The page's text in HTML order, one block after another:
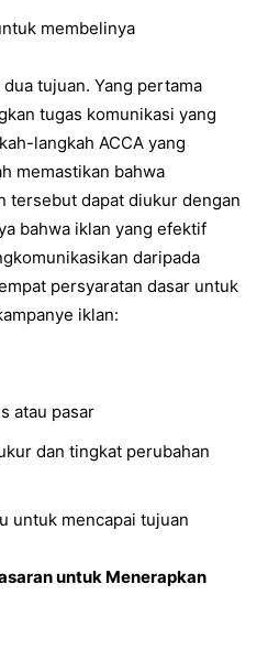
membelinya
tujuan. Yang pertama
tugas komunikasi yang
langkah ACCA yang
memastikan bahwa
tersebut dapat diukur dengan
bahwa iklan yang efektif
daripada
persyaratan dasar untuk
iklan:
atau pasar
dan tingkat perubahan
untuk mencapai tujuan
untuk Menerapkan